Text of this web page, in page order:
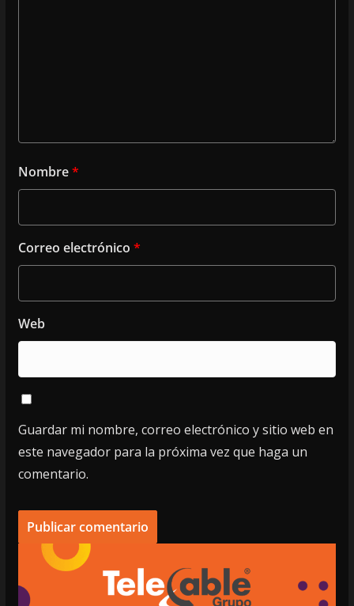
Nombre*
Correo electrónico *
Web
Guardar mi nombre, correo electrónico y sitio web en
este navegador para la próxima vez que haga un
comentario.